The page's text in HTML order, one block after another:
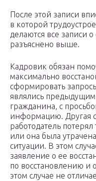
После этой записи
в которой
делаются все записи
разъяснено выше.
Кадровик обязан
максимально
сформировать
являлись
гражданина, с
информацию. Другая
работодатель
или она была
ситуации. В этом
заявление о ее
по восстановлению и
этом случае не